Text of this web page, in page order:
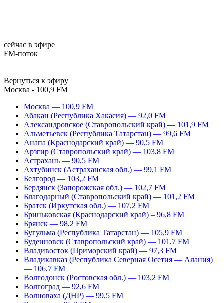
сейчас в эфире
FM-поток
Вернуться к эфиру
Москва - 100,9 FM
Москва — 100,9 FM
Абакан (Республика Хакасия) — 92,0 FM
Александровское (Ставропольский край) — 101,9 FM
Альметьевск (Республика Татарстан) — 99,6 FM
Анапа (Краснодарский край) — 90,5 FM
Арзгир (Ставропольский край) — 103,8 FM
Астрахань — 90,5 FM
Ахтубинск (Астраханская обл.) — 99,1 FM
Белгород — 103,2 FM
Бердянск (Запорожская обл.) — 102,7 FM
Благодарный (Ставропольский край) — 101,2 FM
Братск (Иркутская обл.) — 107,2 FM
Бриньковская (Краснодарский край) – 96,8 FM
Брянск — 98,2 FM
Бугульма (Республика Татарстан) — 105,9 FM
Буденновск (Ставропольский край) — 101,7 FM
Владивосток (Приморский край) — 97,3 FM
Владикавказ (Республика Северная Осетия — Алания)
— 106,7 FM
Волгодонск (Ростовская обл.) — 103,2 FM
Волгоград — 92,6 FM
Волноваха (ДНР) — 99,5 FM